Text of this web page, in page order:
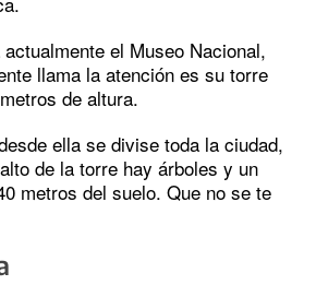
el Museo Nacional,
llama la atención es su torre
de altura.
ella se divise toda la ciudad,
de la torre hay árboles y un
metros del suelo. Que no se te